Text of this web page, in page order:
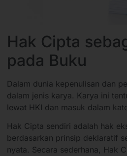
Hak Cipta
pada Buku
Dalam dunia kepenulisan dan
dalam jenis karya. Karya ini
lewat HKI dan masuk dalam
Hak Cipta sendiri adalah hak
berdasarkan prinsip deklaratif
nyata. Secara sederhana, Hak